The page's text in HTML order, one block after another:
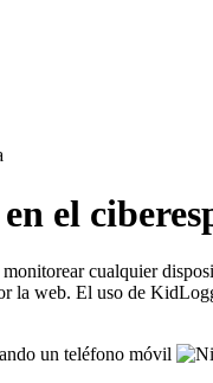
el
cualquier
la web. El uso de